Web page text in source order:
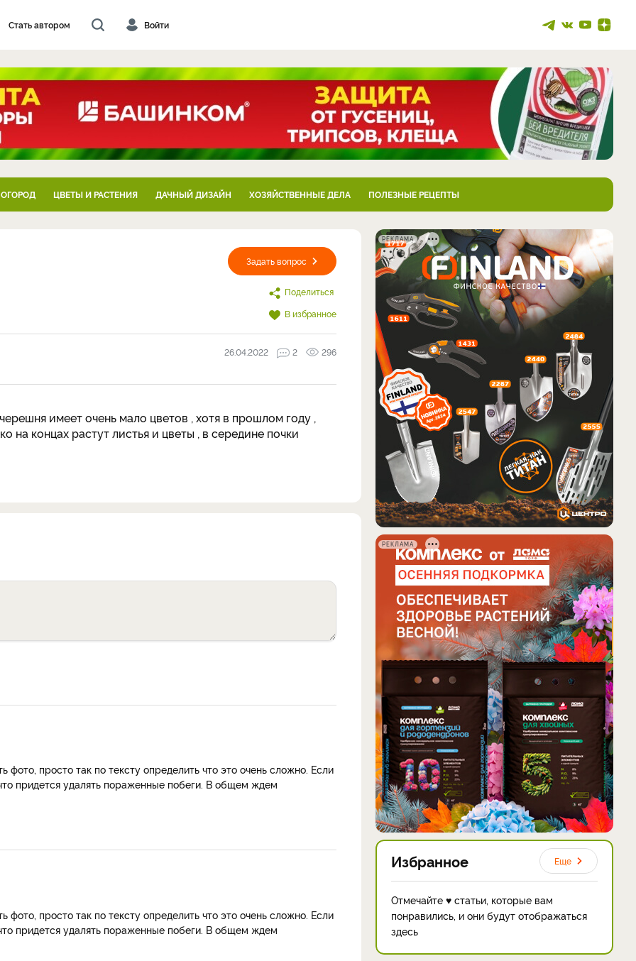
Стать автором Войти
ЦВЕТЫ И РАСТЕНИЯ ДАЧНЫЙ ДИЗАЙН ХОЗЯЙСТВЕННЫЕ ДЕЛА ПОЛЕЗНЫЕ РЕЦЕПТЫ
Задать вопрос
Поделиться
В избранное
26.04.2022 2 296
имеет очень мало цветов , хотя в прошлом году ,
на концах растут листья и цветы , в середине почки
просто так по тексту определить что это очень сложно. Если
придется удалять пораженные побеги. В общем ждем
просто так по тексту определить что это очень сложно. Если
придется удалять пораженные побеги. В общем ждем
РЕКЛАМА
РЕКЛАМА
Избранное Еще
Отмечайте ♥ статьи, которые вам
понравились, и они будут отображаться
здесь